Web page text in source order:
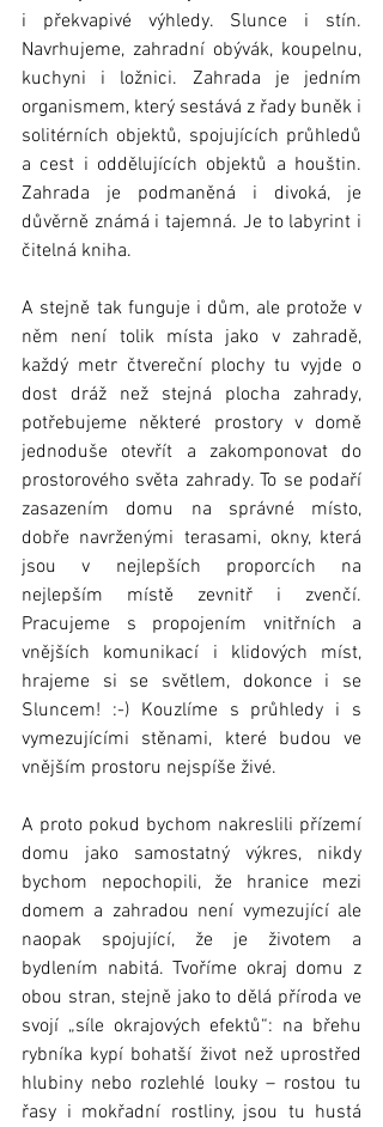
i překvapivé výhledy. Slunce i stín.
Navrhujeme, zahradní obývák, koupelnu,
kuchyni i ložnici. Zahrada je jedním
organismem, který sestává z řady buněk i
solitérních objektů, spojujících průhledů
a cest i oddělujících objektů a houštin.
Zahrada je podmaněná i divoká, je
důvěrně známá i tajemná. Je to labyrint i
čitelná kniha.
A stejně tak funguje i dům, ale protože v
něm není tolik místa jako v zahradě,
každý metr čtvereční plochy tu vyjde o
dost dráž než stejná plocha zahrady,
potřebujeme některé prostory v domě
jednoduše otevřít a zakomponovat do
prostorového světa zahrady. To se podaří
zasazením domu na správné místo,
dobře navrženými terasami, okny, která
jsou v nejlepších proporcích na
nejlepším místě zevnitř i zvenčí.
Pracujeme s propojením vnitřních a
vnějších komunikací i klidových míst,
hrajeme si se světlem, dokonce i se
Sluncem! :-) Kouzlíme s průhledy i s
vymezujícími stěnami, které budou ve
vnějším prostoru nejspíše živé.
A proto pokud bychom nakreslili přízemí
domu jako samostatný výkres, nikdy
bychom nepochopili, že hranice mezi
domem a zahradou není vymezující ale
naopak spojující, že je životem a
bydlením nabitá. Tvoříme okraj domu z
obou stran, stejně jako to dělá příroda ve
svojí „síle okrajových efektů“: na břehu
rybníka kypí bohatší život než uprostřed
hlubiny nebo rozlehlé louky – rostou tu
řasy i mokřadní rostliny, jsou tu hustá